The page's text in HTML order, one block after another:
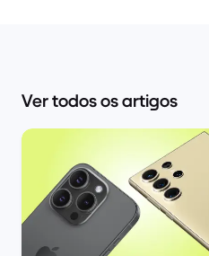
Ver todos os artigos